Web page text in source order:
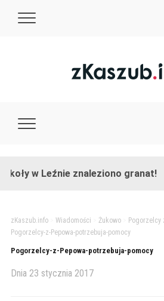
w Leźnie znaleziono granat!
zKaszub.info> Wiadomości Żukowo> Pogorzelcy
Pogorzelcy-z-Pepowa-potrzebuja-pomocy
Pogorzelcy-z-Pepowa-potrzebuja-pomocy
Dnia 23 stycznia 2017